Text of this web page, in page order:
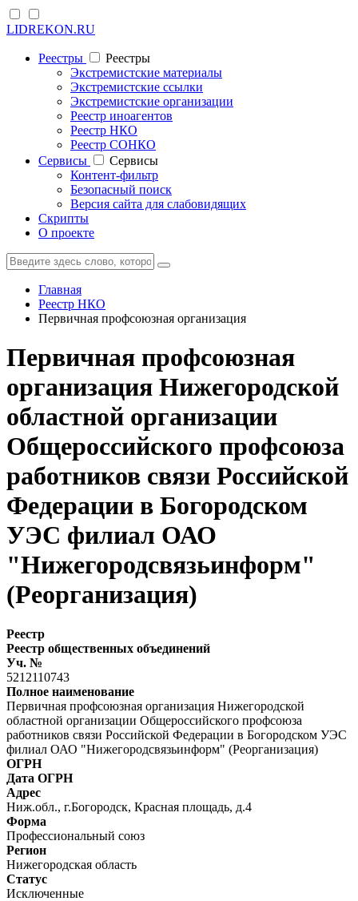
LIDREKON.RU
Реестры
Реестры
Экстремистские материалы
Экстремистские ссылки
Экстремистские организации
Реестр иноагентов
Реестр НКО
Реестр СОНКО
Cервисы
Cервисы
Контент-фильтр
Безопасный поиск
Версия сайта для слабовидящих
Скрипты
О проекте
Главная
Реестр НКО
Первичная профсоюзная организация
Первичная профсоюзная
организация Нижегородской
областной организации
Общероссийского профсоюза
работников связи Российской
Федерации в Богородском
УЭС филиал ОАО
"Нижегородсвязьинформ"
(Реорганизация)
Реестр
Реестр общественных объединений
Уч. №
5212110743
Полное наименование
Первичная профсоюзная организация Нижегородской
областной организации Общероссийского профсоюза
работников связи Российской Федерации в Богородском УЭС
филиал ОАО "Нижегородсвязьинформ" (Реорганизация)
ОГРН
Дата ОГРН
Адрес
Ниж.обл., г.Богородск, Красная площадь, д.4
Форма
Профессиональный союз
Регион
Нижегородская область
Статус
Исключенные